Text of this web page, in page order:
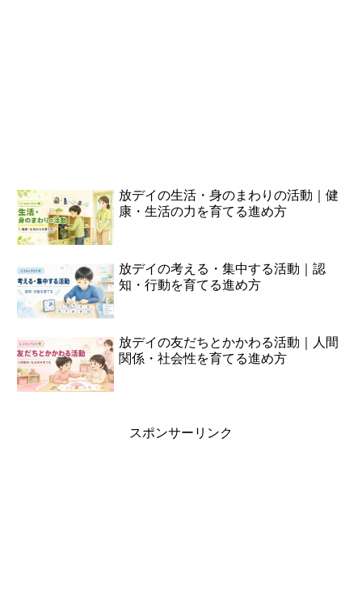
放デイの生活・身のまわりの活動｜健
康・生活の力を育てる進め方
放デイの考える・集中する活動｜認
知・行動を育てる進め方
放デイの友だちとかかわる活動｜人間
関係・社会性を育てる進め方
スポンサーリンク